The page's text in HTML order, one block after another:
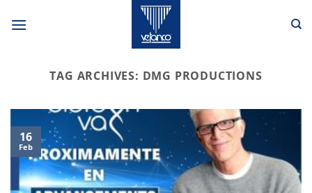
TAG ARCHIVES: DMG PRODUCTIONS
16
Feb